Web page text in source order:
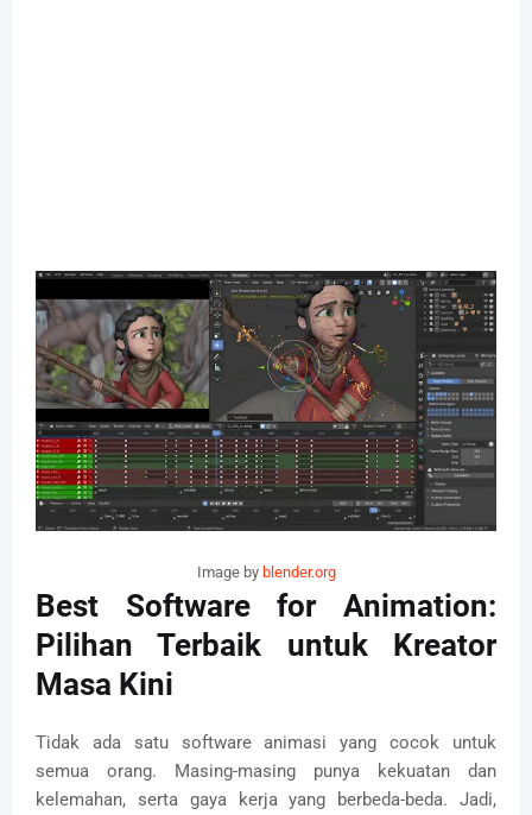
Image by blender.org
Best Software for Animation:
Pilihan Terbaik untuk Kreator
Masa Kini
Tidak ada satu software animasi yang cocok untuk
semua orang. Masing-masing punya kekuatan dan
kelemahan, serta gaya kerja yang berbeda-beda. Jadi,